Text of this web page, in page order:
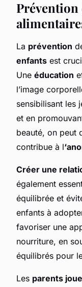
Prévention
La prévention
enfants est
Une éducation
l’image
sensibilisant les
et en
beauté, on peut
contribue à l
Créer une
également
équilibrée et
enfants à
favoriser une
nourriture, en
équilibrés pour
Les parents